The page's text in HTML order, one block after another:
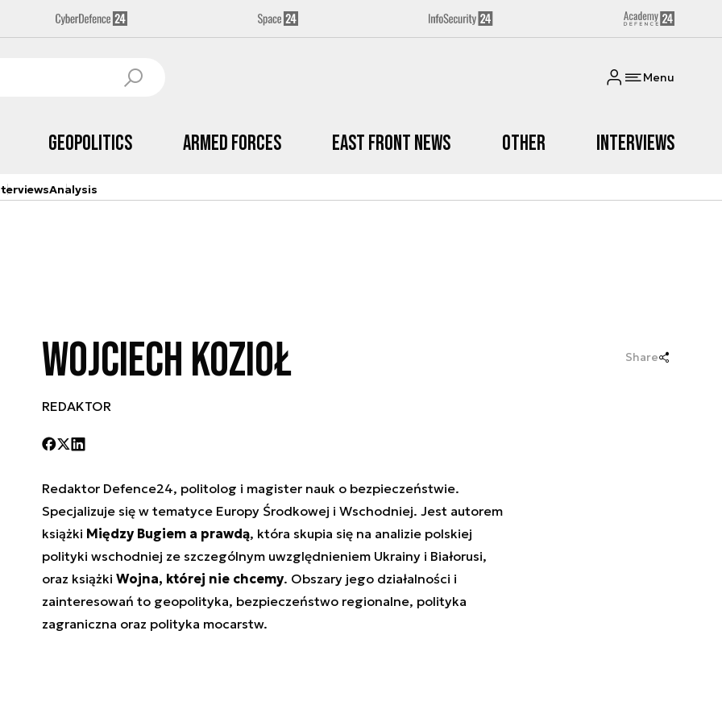
Menu
Geopolitics Armed Forces East Front News Other Interviews
Analysis
Wojciech Kozioł
REDAKTOR
Redaktor Defence24, politolog i magister nauk o bezpieczeństwie.
Specjalizuje się w tematyce Europy Środkowej i Wschodniej. Jest autorem
książki Między Bugiem a prawdą, która skupia się na analizie polskiej
polityki wschodniej ze szczególnym uwzględnieniem Ukrainy i Białorusi,
oraz książki Wojna, której nie chcemy. Obszary jego działalności i
zainteresowań to geopolityka, bezpieczeństwo regionalne, polityka
zagraniczna oraz polityka mocarstw.
Share